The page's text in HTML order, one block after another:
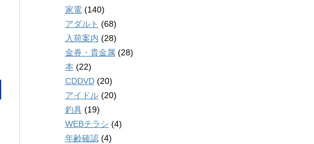
家電(140)
アダルト (68)
入荷案内 (28)
金券・貴金属 (28)
本 (22)
CDDVD(20)
アイドル(20)
釣具(19)
WEBチラシ (4)
年齢確認(4)